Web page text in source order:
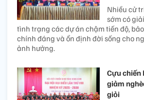
Nhiều cử
sớm có
tình trạng các dự án chậm tiến độ,
chính đáng và ổn định đời sống cho
ảnh hưởng.
Cựu chiến
giảm
giỏi